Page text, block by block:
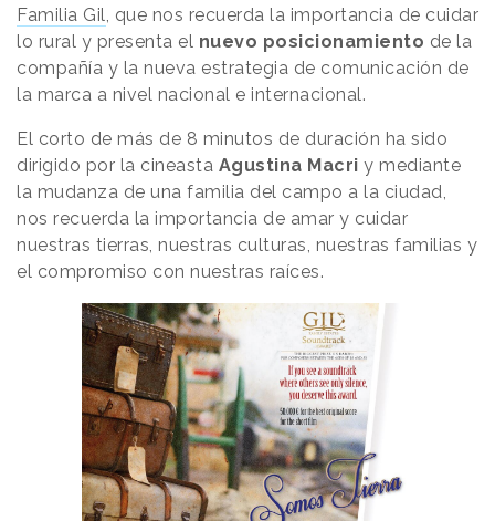
Familia Gil, que nos recuerda la importancia de cuidar
lo rural y presenta el nuevo posicionamiento de la
compañía y la nueva estrategia de comunicación de
la marca a nivel nacional e internacional.
El corto de más de 8 minutos de duración ha sido
dirigido por la cineasta Agustina Macri y mediante
la mudanza de una familia del campo a la ciudad,
nos recuerda la importancia de amar y cuidar
nuestras tierras, nuestras culturas, nuestras familias y
el compromiso con nuestras raíces.